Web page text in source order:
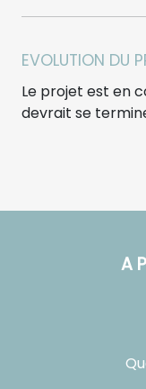
EVOLUTION DU
Le projet est en
devrait se
A